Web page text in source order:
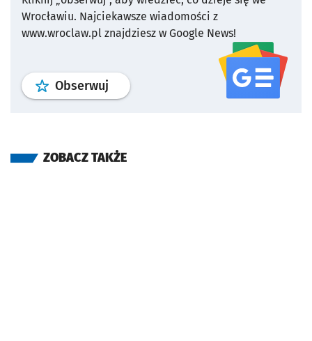
Wrocławiu. Najciekawsze wiadomości z
www.wroclaw.pl znajdziesz w Google News!
Obserwuj profil serwisu
ZOBACZ TAKŻE